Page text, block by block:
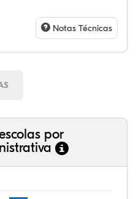
Notas Técnicas
por